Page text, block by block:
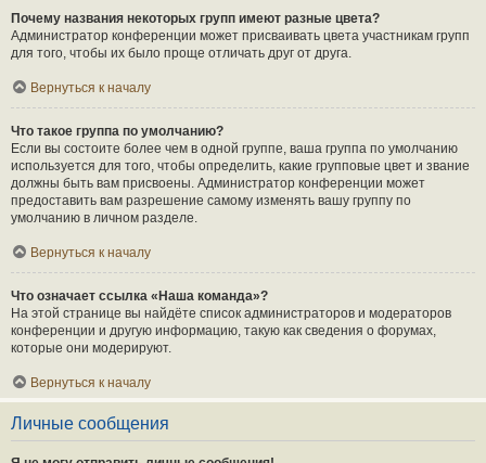
Почему названия некоторых групп имеют разные цвета?
Администратор конференции может присваивать цвета участникам групп
для того, чтобы их было проще отличать друг от друга.
Вернуться к началу
Что такое группа по умолчанию?
Если вы состоите более чем в одной группе, ваша группа по умолчанию
используется для того, чтобы определить, какие групповые цвет и звание
должны быть вам присвоены. Администратор конференции может
предоставить вам разрешение самому изменять вашу группу по
умолчанию в личном разделе.
Вернуться к началу
Что означает ссылка «Наша команда»?
На этой странице вы найдёте список администраторов и модераторов
конференции и другую информацию, такую как сведения о форумах,
которые они модерируют.
Вернуться к началу
Личные сообщения